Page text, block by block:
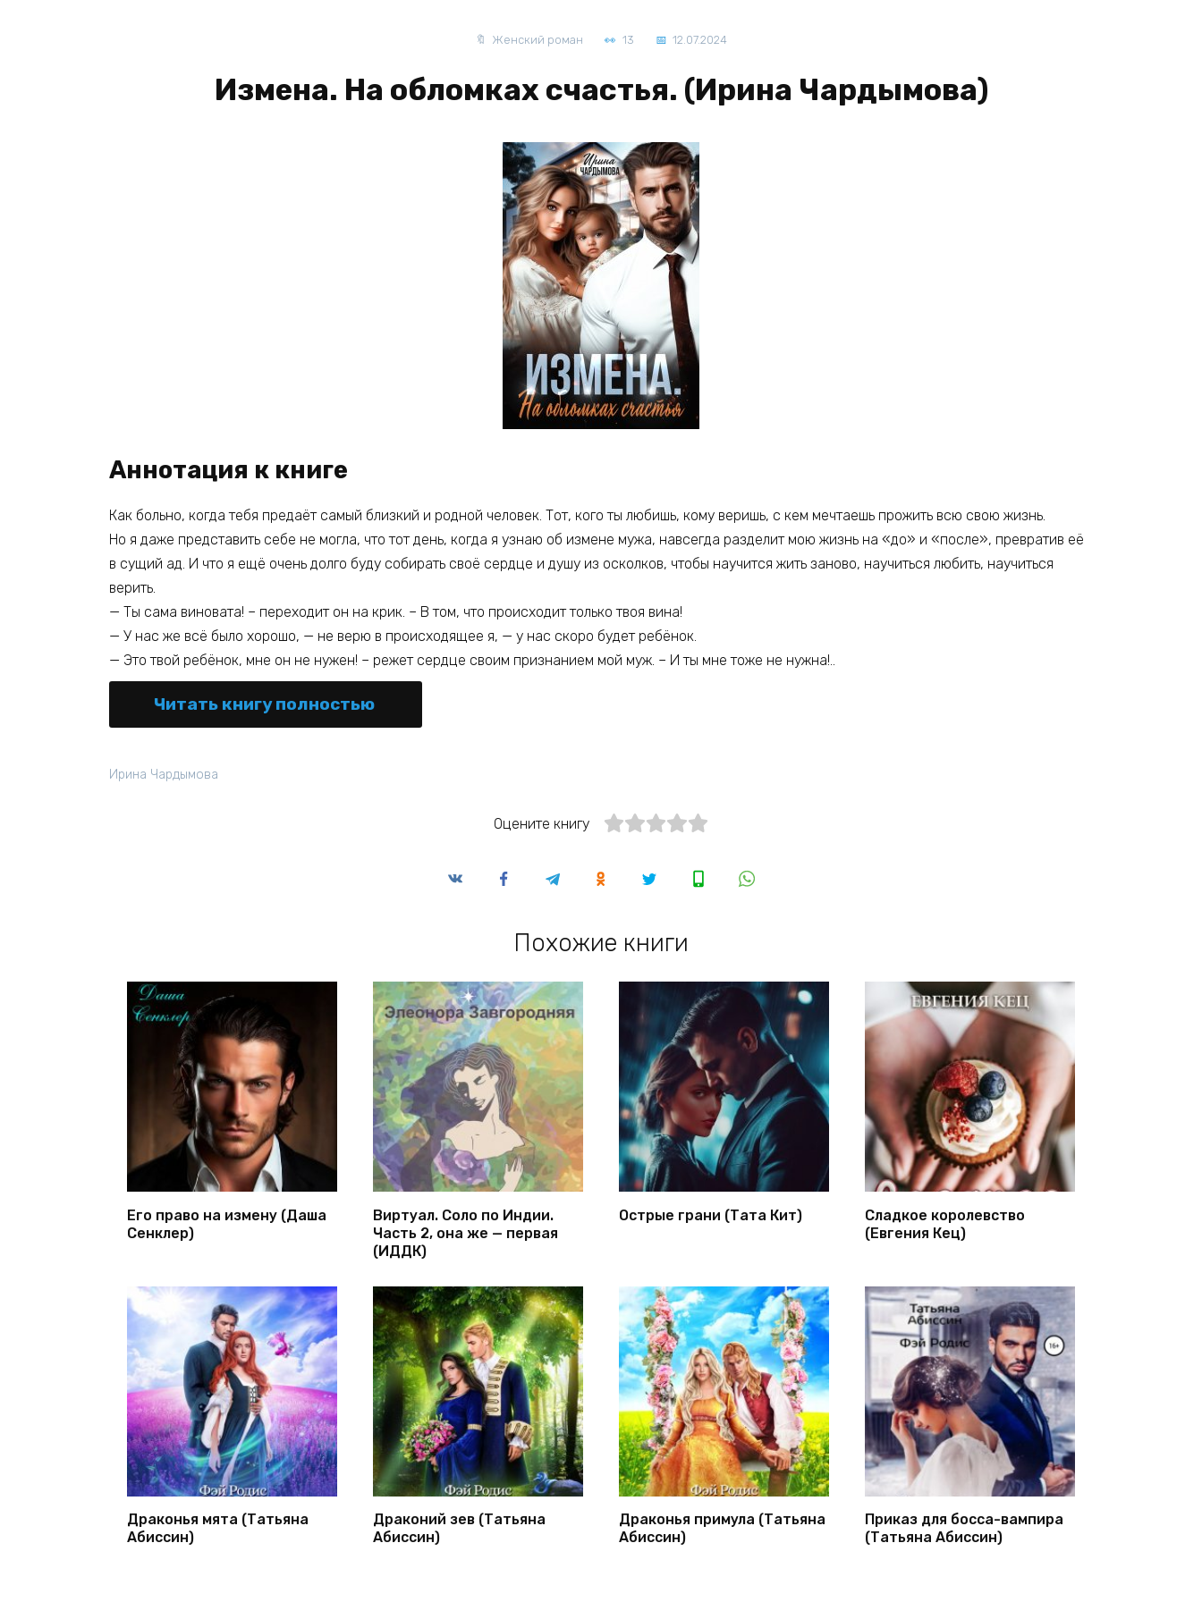
Женский роман 13 12.07.2024
Измена. На обломках счастья. (Ирина Чардымова)
Аннотация к книге
Как больно, когда тебя предаёт самый близкий и родной человек. Тот, кого ты любишь, кому веришь, с кем мечтаешь прожить всю свою жизнь.
Но я даже представить себе не могла, что тот день, когда я узнаю об измене мужа, навсегда разделит мою жизнь на «до» и «после», превратив её
в сущий ад. И что я ещё очень долго буду собирать своё сердце и душу из осколков, чтобы научится жить заново, научиться любить, научиться
верить.
— Ты сама виновата! – переходит он на крик. – В том, что происходит только твоя вина!
— У нас же всё было хорошо, — не верю в происходящее я, — у нас скоро будет ребёнок.
— Это твой ребёнок, мне он не нужен! – режет сердце своим признанием мой муж. – И ты мне тоже не нужна!..
Читать книгу полностью
Ирина Чардымова
Оцените книгу
Похожие книги
Его право на измену (Даша
Сенклер)
Виртуал. Соло по Индии.
Часть 2, она же — первая
(ИДДК)
Острые грани (Тата Кит)
Сладкое королевство
(Евгения Кец)
Драконья мята (Татьяна
Абиссин)
Драконий зев (Татьяна
Абиссин)
Драконья примула (Татьяна
Абиссин)
Приказ для босса-вампира
(Татьяна Абиссин)